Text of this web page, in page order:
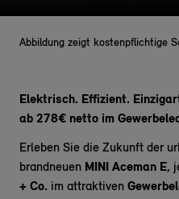
Abbildung zeigt kostenpflichtige
Elektrisch. Effizient.
ab 278€ netto im
Erleben Sie die Zukunft der
brandneuen MINI Aceman E,
+ Co. im attraktiven